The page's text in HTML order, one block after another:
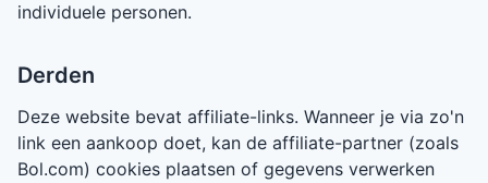
individuele personen.
Derden
Deze website bevat affiliate-links. Wanneer je via zo'n
link een aankoop doet, kan de affiliate-partner (zoals
Bol.com) cookies plaatsen of gegevens verwerken